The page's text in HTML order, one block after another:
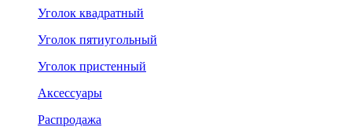
Уголок квадратный
Уголок пятиугольный
Уголок пристенный
Аксессуары
Распродажа